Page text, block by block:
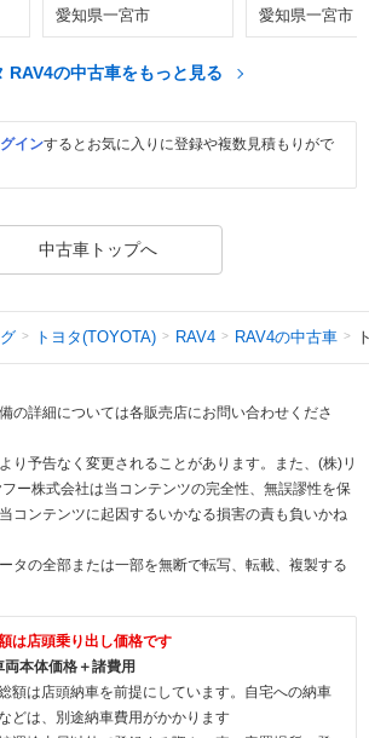
愛知県一宮市 愛知県一宮市
RAV4の中古車をもっと見る
インするとお気に入りに登録や複数見積もりがで
中古車トップへ
トヨタ(TOYOTA) RAV4 RAV4の中古車
の詳細については各販売店にお問い合わせくださ
り予告なく変更されることがあります。また、(株)リ
ー株式会社は当コンテンツの完全性、無誤謬性を保
コンテンツに起因するいかなる損害の責も負いかね
タの全部または一部を無断で転写、転載、複製する
は店頭乗り出し価格です
本体価格＋諸費用
額は店頭納車を前提にしています。自宅への納車
どは、別途納車費用がかかります